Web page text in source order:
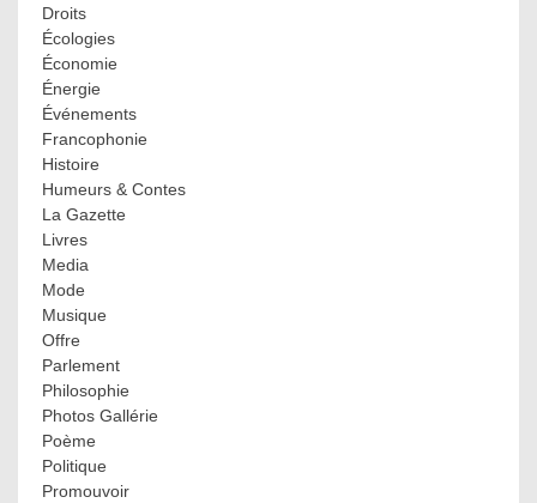
Droits
Écologies
Économie
Énergie
Événements
Francophonie
Histoire
Humeurs & Contes
La Gazette
Livres
Media
Mode
Musique
Offre
Parlement
Philosophie
Photos Gallérie
Poème
Politique
Promouvoir